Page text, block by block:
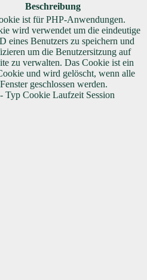
Beschreibung
ist für PHP-Anwendungen.
wird verwendet um die eindeutige
eines Benutzers zu speichern und
um die Benutzersitzung auf
zu verwalten. Das Cookie ist ein
und wird gelöscht, wenn alle
geschlossen werden.
- Typ Cookie Laufzeit Session